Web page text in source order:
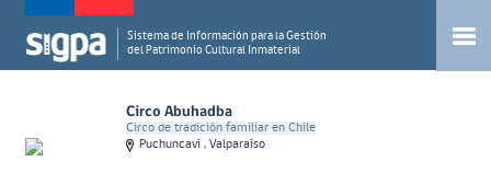
Sistema de Información para la Gestión
del Patrimonio Cultural Inmaterial
Circo Abuhadba
Circo de tradición familiar en Chile
Puchuncaví , Valparaíso